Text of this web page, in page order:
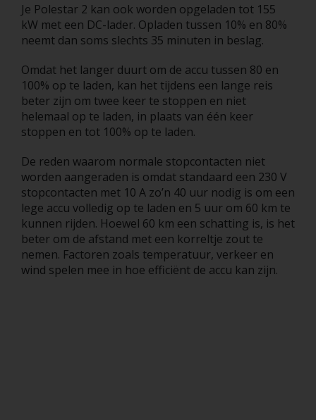
Je Polestar 2 kan ook worden opgeladen tot 155
kW met een DC-lader. Opladen tussen 10% en 80%
neemt dan soms slechts 35 minuten in beslag.
Omdat het langer duurt om de accu tussen 80 en
100% op te laden, kan het tijdens een lange reis
beter zijn om twee keer te stoppen en niet
helemaal op te laden, in plaats van één keer
stoppen en tot 100% op te laden.
De reden waarom normale stopcontacten niet
worden aangeraden is omdat standaard een 230 V
stopcontacten met 10 A zo’n 40 uur nodig is om een
lege accu volledig op te laden en 5 uur om 60 km te
kunnen rijden. Hoewel 60 km een schatting is, is het
beter om de afstand met een korreltje zout te
nemen. Factoren zoals temperatuur, verkeer en
wind spelen mee in hoe efficiënt de accu kan zijn.